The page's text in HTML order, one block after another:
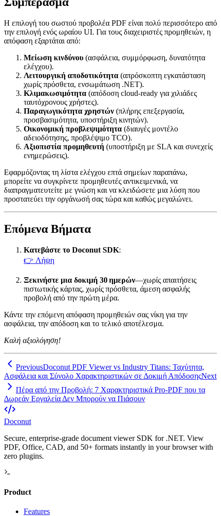
Η επιλογή του σωστού προβολέα PDF είναι πολύ περισσότερο από
την επιλογή ενός ωραίου UI. Για τους διαχειριστές προμηθειών, η
απόφαση εξαρτάται από:
Μείωση κινδύνου (ασφάλεια, συμμόρφωση, δυνατότητα
ελέγχου).
Λειτουργική αποδοτικότητα (απρόσκοπτη εγκατάσταση
χωρίς πρόσθετα, ενσωμάτωση .NET).
Κλιμακωσιμότητα (απόδοση cloud‑ready για χιλιάδες
ταυτόχρονους χρήστες).
Παραγωγικότητα χρηστών (πλήρης επεξεργασία,
προσβασιμότητα, υποστήριξη κινητών).
Οικονομική προβλεψιμότητα (διαυγές μοντέλο
αδειοδότησης, προβλέψιμο TCO).
Αξιοπιστία προμηθευτή (υποστήριξη με SLA και συνεχείς
ενημερώσεις).
Εφαρμόζοντας τη λίστα ελέγχου επτά σημείων παραπάνω,
μπορείτε να συγκρίνετε προμηθευτές αντικειμενικά, να
διαπραγματευτείτε με γνώση και να κλειδώσετε μια λύση που
προστατεύει την οργάνωσή σας τώρα και καθώς μεγαλώνει.
Επόμενα Βήματα
Κατεβάστε το Doconut SDK:
👉 Λήψη
Ξεκινήστε μια δοκιμή 30 ημερών—χωρίς απαιτήσεις
πιστωτικής κάρτας, χωρίς πρόσθετα, άμεση ασφαλής
προβολή από την πρώτη μέρα.
Κάντε την επόμενη απόφαση προμηθειών σας νίκη για την
ασφάλεια, την απόδοση και το τελικό αποτέλεσμα.
Καλή αξιολόγηση!
PreviousDoconut PDF Viewer vs Industry Titans: Ταχύτητα,
Ασφάλεια και Σύνολο Χαρακτηριστικών σε Δοκιμή ΑπόδοσηςNext
Πέρα από την Προβολή: 7 Χαρακτηριστικά Pro‑PDF που τα
Δωρεάν Εργαλεία Δεν Μπορούν να Πιάσουν
Doconut
Secure, enterprise-grade document viewer SDK for .NET. View
PDF, Office, CAD, and 50+ formats instantly in your browser with
zero plugins.
Product
Features